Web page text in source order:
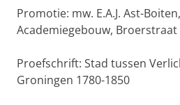
Promotie: mw. E.A.J. Ast-
Academiegebouw,
Proefschrift: Stad tussen
Groningen 1780-1850